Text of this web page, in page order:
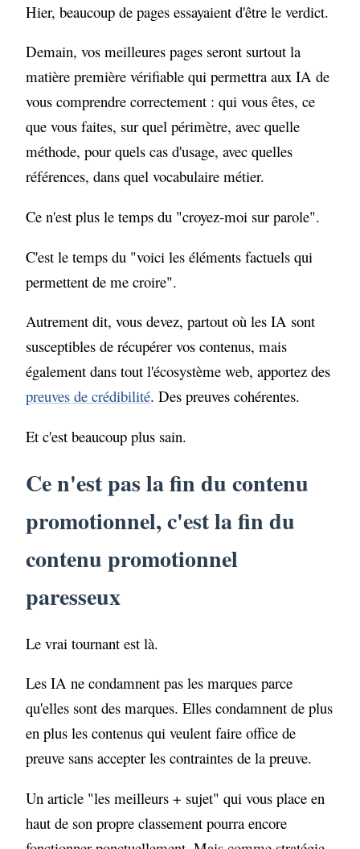
Hier, beaucoup de pages essayaient d'être le verdict.
Demain, vos meilleures pages seront surtout la
matière première vérifiable qui permettra aux IA de
vous comprendre correctement : qui vous êtes, ce
que vous faites, sur quel périmètre, avec quelle
méthode, pour quels cas d'usage, avec quelles
références, dans quel vocabulaire métier.
Ce n'est plus le temps du "croyez-moi sur parole".
C'est le temps du "voici les éléments factuels qui
permettent de me croire".
Autrement dit, vous devez, partout où les IA sont
susceptibles de récupérer vos contenus, mais
également dans tout l'écosystème web, apportez des
preuves de crédibilité. Des preuves cohérentes.
Et c'est beaucoup plus sain.
Ce n'est pas la fin du contenu
promotionnel, c'est la fin du
contenu promotionnel
paresseux
Le vrai tournant est là.
Les IA ne condamnent pas les marques parce
qu'elles sont des marques. Elles condamnent de plus
en plus les contenus qui veulent faire office de
preuve sans accepter les contraintes de la preuve.
Un article "les meilleurs + sujet" qui vous place en
haut de son propre classement pourra encore